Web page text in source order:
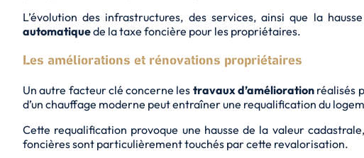
L’évolution des infrastructures, des services, ainsi que la
automatiquede la taxe foncière pour les propriétaires.
Les améliorations et rénovations propriétaires
Un autre facteur clé concerne les travaux d’amélioration réalisés
d’un chauffage moderne peut entraîner une requalification du
Cette requalification provoque une hausse de la valeur
foncières sont particulièrement touchés par cette revalorisation.